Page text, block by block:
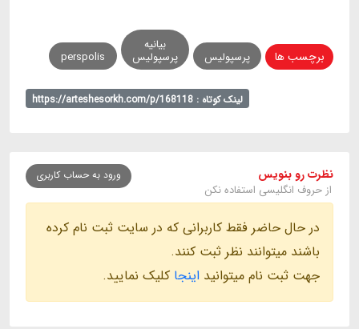
برچسب ها پرسپولیس
بیانیه
پرسپولیس perspolis
لینک کوتاه : https://arteshesorkh.com/p/168118
نظرت رو بنویس
از حروف انگلیسی استفاده نکن
ورود به حساب کاربری
در حال حاضر فقط کاربرانی که در سایت ثبت نام کرده
باشند میتوانند نظر ثبت کنند.
جهت ثبت نام میتوانید اینجا کلیک نمایید.